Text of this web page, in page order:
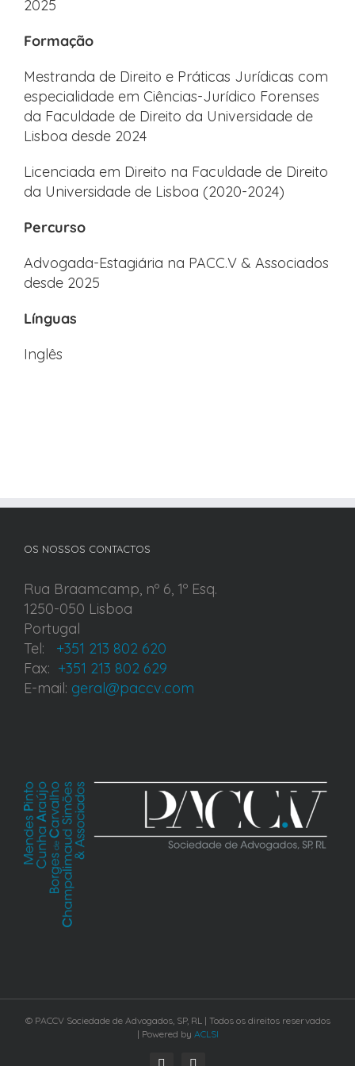
2025
Formação
Mestranda de Direito e Práticas Jurídicas com
especialidade em Ciências-Jurídico Forenses
da Faculdade de Direito da Universidade de
Lisboa desde 2024
Licenciada em Direito na Faculdade de Direito
da Universidade de Lisboa (2020-2024)
Percurso
Advogada-Estagiária na PACC.V & Associados
desde 2025
Línguas
Inglês
OS NOSSOS CONTACTOS
Rua Braamcamp, nº 6, 1º Esq.
1250-050 Lisboa
Portugal
Tel:
+351 213 802 620
Fax: +351 213 802 629
E-mail: geral@paccv.com
© PACCV Sociedade de Advogados, SP, RL | Todos os direitos reservados
| Powered by ACLSI